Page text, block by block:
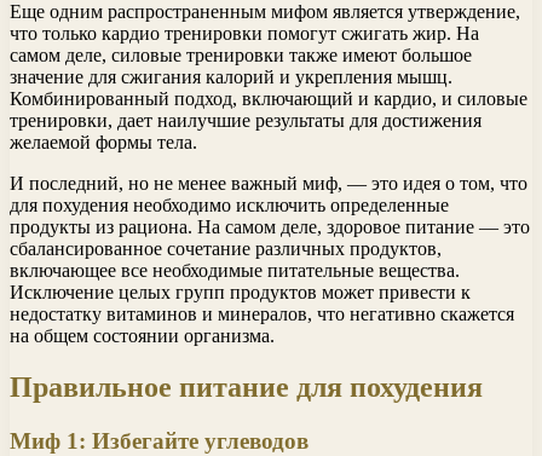
Еще одним распространенным мифом является утверждение,
что только кардио тренировки помогут сжигать жир. На
самом деле, силовые тренировки также имеют большое
значение для сжигания калорий и укрепления мышц.
Комбинированный подход, включающий и кардио, и силовые
тренировки, дает наилучшие результаты для достижения
желаемой формы тела.
И последний, но не менее важный миф, — это идея о том, что
для похудения необходимо исключить определенные
продукты из рациона. На самом деле, здоровое питание — это
сбалансированное сочетание различных продуктов,
включающее все необходимые питательные вещества.
Исключение целых групп продуктов может привести к
недостатку витаминов и минералов, что негативно скажется
на общем состоянии организма.
Правильное питание для похудения
Миф 1: Избегайте углеводов